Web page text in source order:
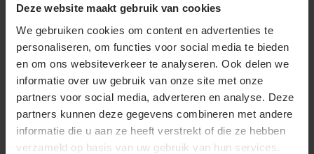
Deze website maakt gebruik van cookies
We gebruiken cookies om content en advertenties te
personaliseren, om functies voor social media te bieden
en om ons websiteverkeer te analyseren. Ook delen we
informatie over uw gebruik van onze site met onze
partners voor social media, adverteren en analyse. Deze
partners kunnen deze gegevens combineren met andere
informatie die u aan ze heeft verstrekt of die ze hebben
verzameld op basis van uw gebruik van hun services.
Levelfix CCL680G met statief
Kleur laserstraal groen | Nauwkeurigheid ± 0,2
mm/m | Bereik (zichtbaar) 30m
Op voorraad
479,00
Vergelijk